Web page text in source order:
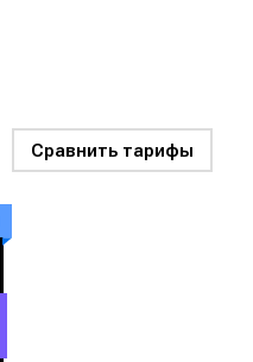
Сравнить тарифы